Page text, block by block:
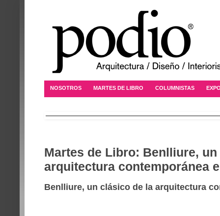
NOSOTROS MARTES DE LIBRO COLUMNISTAS
Martes de Libro: Benlliure,
arquitectura contemporánea
Benlliure, un clásico de la arquitectura